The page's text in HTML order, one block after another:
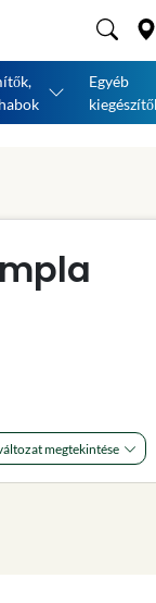
Egyéb
megtekintése